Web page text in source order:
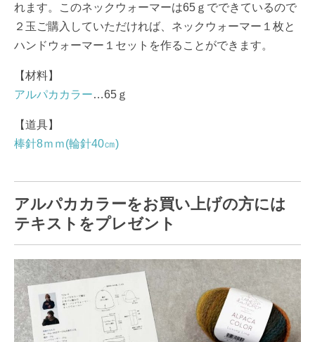
れます。このネックウォーマーは65ｇでできているので
２玉ご購入していただければ、ネックウォーマー１枚と
ハンドウォーマー１セットを作ることができます。
【材料】
アルパカカラー…65ｇ
【道具】
棒針8ｍｍ(輪針40㎝)
アルパカカラーをお買い上げの方には
テキストをプレゼント